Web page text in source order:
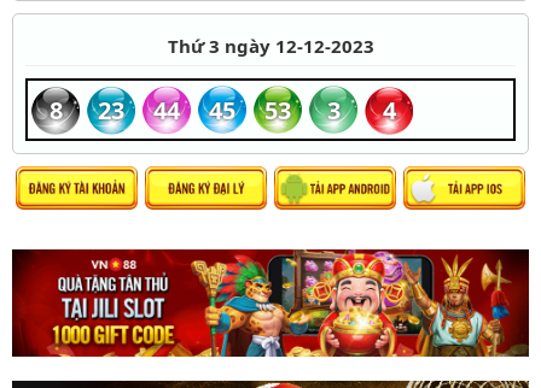
Thứ 3 ngày 12-12-2023
8 23 44 45 53 3 4